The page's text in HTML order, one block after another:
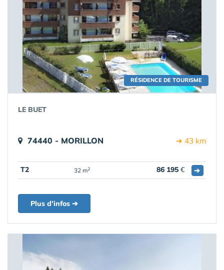
RÉSIDENCE DE TOURISME
LE BUET
74440 - MORILLON ➔ 43 km
T2 32 m2 86 195 € ➔
Plus d'infos ➔